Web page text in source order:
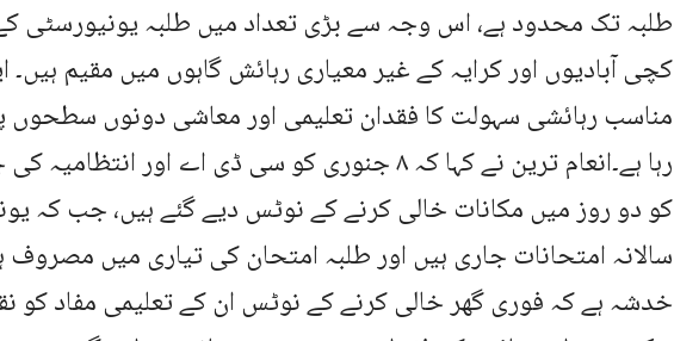
طلبہ تک محدود ہے، اس وجہ سے بڑی تعداد میں طلبہ یونیورسٹی
کچی آبادیوں اور کرایہ کے غیر معیاری رہائش گاہوں میں مقیم
مناسب رہائشی سہولت کا فقدان تعلیمی اور معاشی دونوں سطحوں
رہا ہے۔انعام ترین نے کہا کہ ۸ جنوری کو سی ڈی اے اور
کو دو روز میں مکانات خالی کرنے کے نوٹس دیے گئے ہیں، جب کہ
سالانہ امتحانات جاری ہیں اور طلبہ امتحان کی تیاری میں مصروف
خدشہ ہے کہ فوری گھر خالی کرنے کے نوٹس ان کے تعلیمی مفاد کو